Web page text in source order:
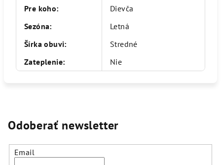
Pre koho:
Dievča
Sezóna:
Letná
Šírka obuvi:
Stredné
Zateplenie: Nie
Odoberať newsletter
Email